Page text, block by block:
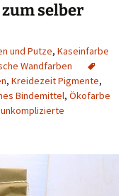
selber
und Putze, Kaseinfarbe
Wandfarben
, Kreidezeit Pigmente,
Bindemittel, Ökofarbe
unkomplizierte